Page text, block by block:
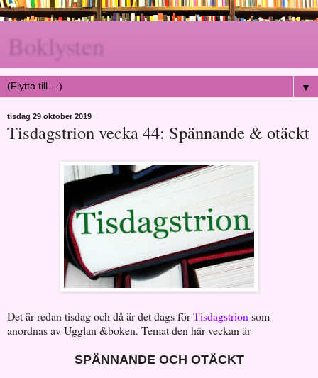
Boklysten
▼
tisdag 29 oktober 2019
Tisdagstrion vecka 44: Spännande & otäckt
Det är redan tisdag och då är det dags förTisdagstrion som
anordnas av Ugglan &boken. Temat den här veckan är
SPÄNNANDE OCH OTÄCKT